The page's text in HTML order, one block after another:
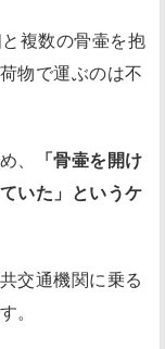
複数の骨壷を抱
物で運ぶのは不
、
「骨壷を開け
いた」というケ
交通機関に乗る
。